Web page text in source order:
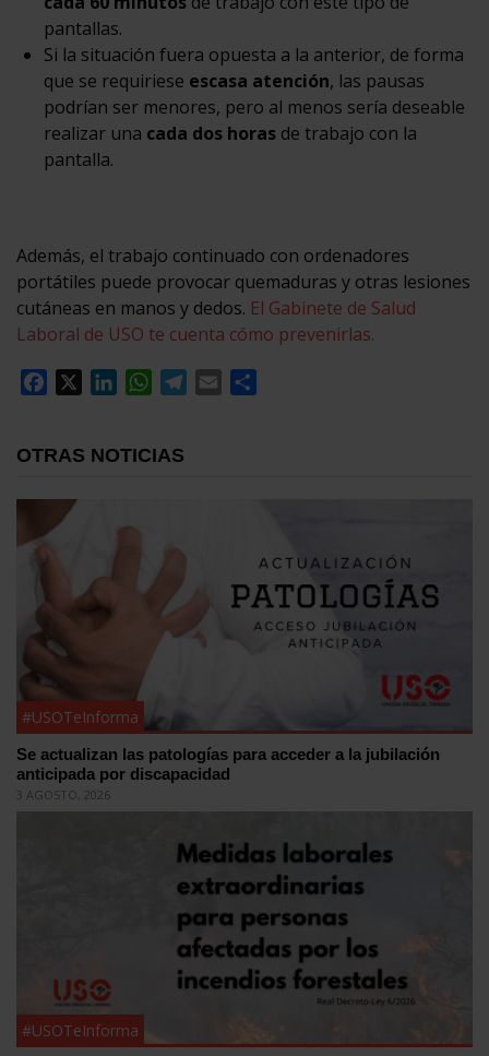
pantallas.
Si la situación fuera opuesta a la anterior, de forma
que se requiriese escasa atención, las pausas
podrían ser menores, pero al menos sería deseable
realizar una cada dos horas de trabajo con la
pantalla.
Además, el trabajo continuado con ordenadores
portátiles puede provocar quemaduras y otras lesiones
cutáneas en manos y dedos. El Gabinete de Salud
Laboral de USO te cuenta cómo prevenirlas.
Facebook
LinkedInWhatsApp
Telegram
Email
OTRAS NOTICIAS
#USOTeInforma
Se actualizan las patologías para acceder a la jubilación
anticipada por discapacidad
3 AGOSTO, 2026
#USOTeInforma